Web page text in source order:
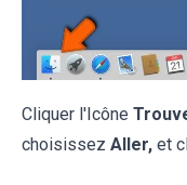
Cliquer l'Icône
choisissez Aller, et